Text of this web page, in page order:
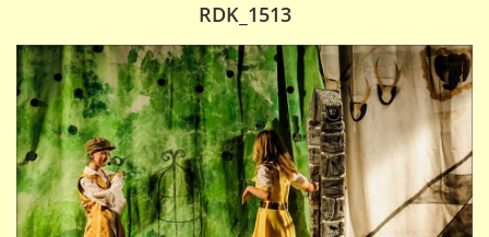
O ŠKOLE
PRO RODIČE
TALENTOVÉ ZKOUŠKY
RDK_1513